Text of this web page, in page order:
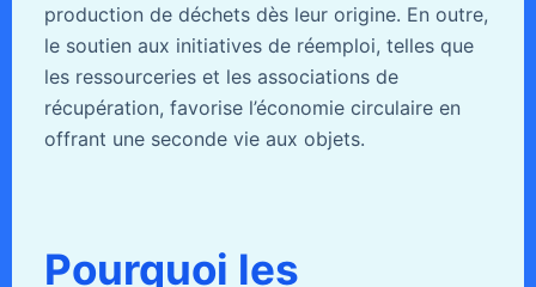
production de déchets dès leur origine. En outre,
le soutien aux initiatives de réemploi, telles que
les ressourceries et les associations de
récupération, favorise l’économie circulaire en
offrant une seconde vie aux objets.
Pourquoi les